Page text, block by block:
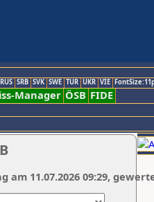
RUS SRB SVK SWE TUR UKR VIE
Manager ÖSB FIDE
am 11.07.2026 09:29,